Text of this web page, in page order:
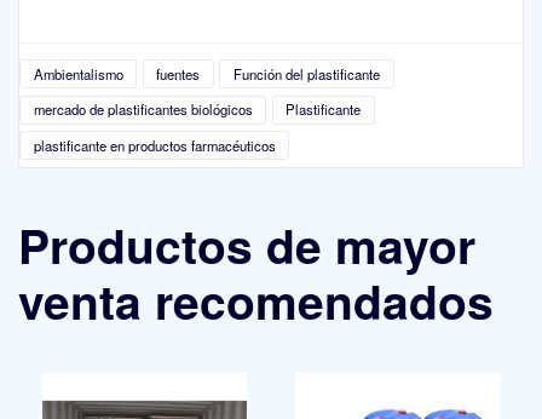
Ambientalismo fuentes
Función del plastificante
mercado de plastificantes biológicos
Plastificante
plastificante en productos farmacéuticos
Productos de mayor
venta recomendados